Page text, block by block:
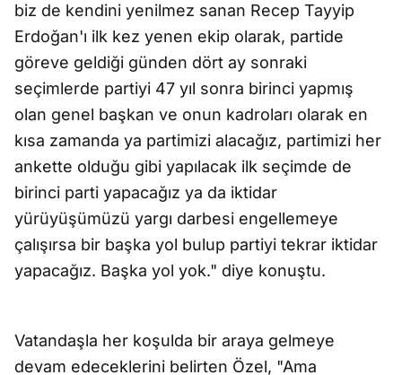
biz de kendini yenilmez sanan Recep Tayyip
Erdoğan'ı ilk kez yenen ekip olarak, partide
göreve geldiği günden dört ay sonraki
seçimlerde partiyi 47 yıl sonra birinci yapmış
olan genel başkan ve onun kadroları olarak en
kısa zamanda ya partimizi alacağız, partimizi her
ankette olduğu gibi yapılacak ilk seçimde de
birinci parti yapacağız ya da iktidar
yürüyüşümüzü yargı darbesi engellemeye
çalışırsa bir başka yol bulup partiyi tekrar iktidar
yapacağız. Başka yol yok." diye konuştu.
Vatandaşla her koşulda bir araya gelmeye
devam edeceklerini belirten Özel, "Ama